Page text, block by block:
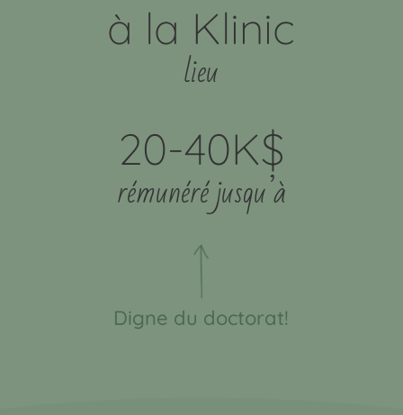
à la Klinic
lieu
20-40K$
rémunéré jusqu’à
Digne du doctorat!